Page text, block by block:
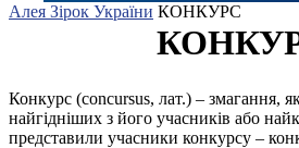
Алея Зірок України КОНКУРС
Конкурс (concursus, лат.) – змагання,
найгідніших з його учасників або
представили учасники конкурсу –